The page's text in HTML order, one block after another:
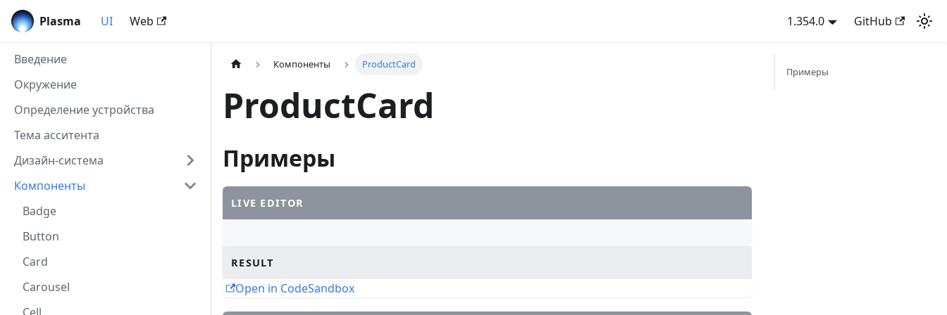
Plasma UI Web 1.354.0 GitHub
Введение
Окружение
Определение устройства
Тема асситента
Дизайн-система
Компоненты
Badge
Button
Card
Carousel
Компоненты ProductCard
ProductCard
Примеры
LIVE EDITOR
RESULT
Open in CodeSandbox
Примеры